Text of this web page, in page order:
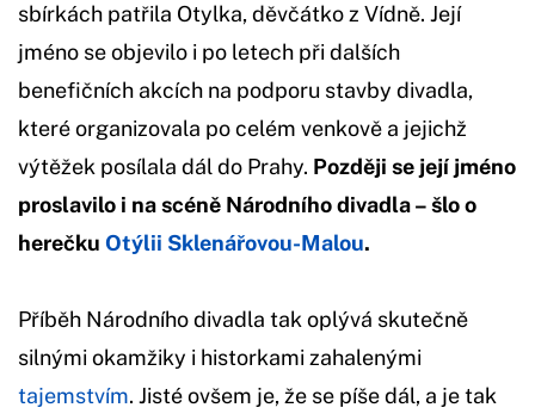
sbírkách patřila Otylka, děvčátko z Vídně. Její
jméno se objevilo i po letech při dalších
benefičních akcích na podporu stavby divadla,
které organizovala po celém venkově a jejichž
výtěžek posílala dál do Prahy. Později se její jméno
proslavilo i na scéně Národního divadla – šlo o
herečku Otýlii Sklenářovou-Malou.
Příběh Národního divadla tak oplývá skutečně
silnými okamžiky i historkami zahalenými
tajemstvím. Jisté ovšem je, že se píše dál, a je tak